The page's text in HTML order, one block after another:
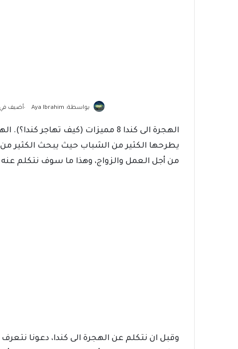
بواسطة: Aya Ibrahim •أضيف في: 31 أكتوبر
الهجرة الى كندا 8 مميزات (كيف تهاجر
يطرحها الكثير من الشباب حيث يبحث الكثير
من أجل العمل والزواج، وهذا ما سوف نتكلم
وقبل ان نتكلم عن الهجرة الى كندا، دعونا